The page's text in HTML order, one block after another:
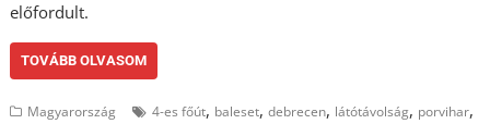
előfordult.
TOVÁBB OLVASOM
Magyarország 4-es főút, baleset,debrecen, látótávolság, porvihar,